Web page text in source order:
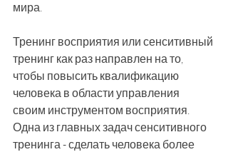
мира.
Тренинг восприятия или сенситивный
тренинг как раз направлен на то,
чтобы повысить квалификацию
человека в области управления
своим инструментом восприятия.
Одна из главных задач сенситивного
тренинга - сделать человека более